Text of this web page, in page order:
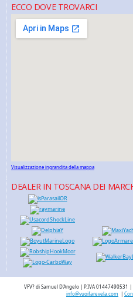
ECCO DOVE TROVARCI
Visualizzazione ingrandita della mappa
DEALER IN TOSCANA DEI
VFV? di Samuel D'Angelo | P.IVA 01447490531
info@vuoifarevela.com